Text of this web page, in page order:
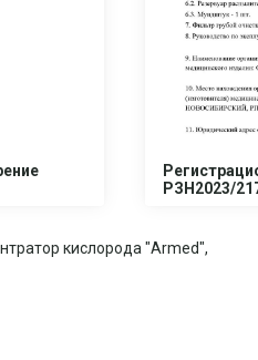
РЗН2023/
кислорода "Armed",